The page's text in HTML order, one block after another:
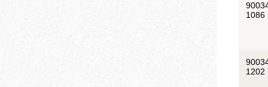
1086
1202